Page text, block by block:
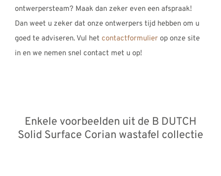
ontwerpersteam? Maak dan zeker even een afspraak!
Dan weet u zeker dat onze ontwerpers tijd hebben om u
goed te adviseren. Vul het contactformulier op onze site
in en we nemen snel contact met u op!
Enkele voorbeelden uit de B DUTCH
Solid Surface Corian wastafel collectie